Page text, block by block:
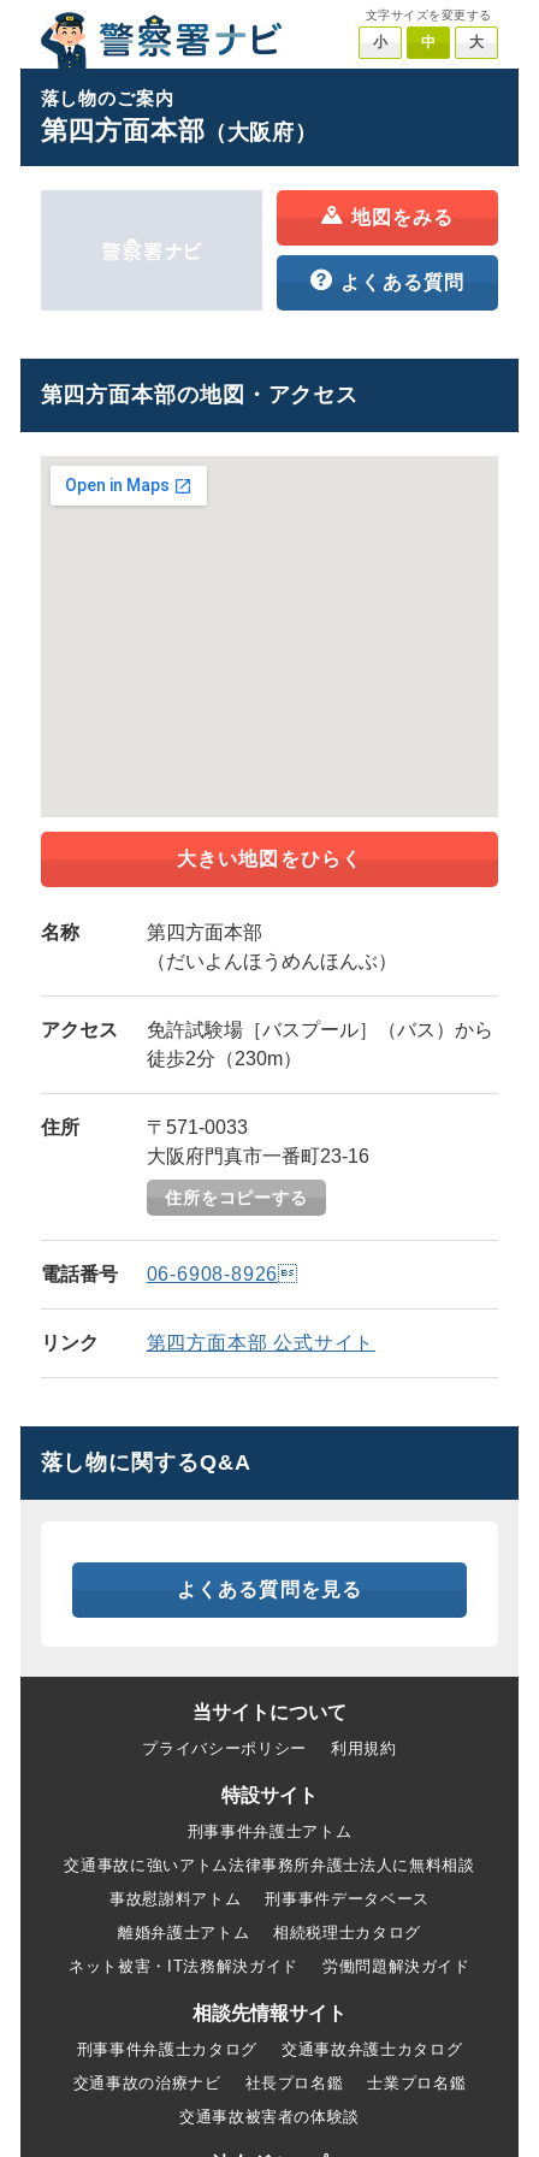
文字サイズを変更する
小 中 大
落し物のご案内
第四方面本部（大阪府）
地図をみる
よくある質問
第四方面本部の地図・アクセス
大きい地図をひらく
名称
第四方面本部
（だいよんほうめんほんぶ）
アクセス
免許試験場［バスプール］（バス）から
徒歩2分（230m）
住所
〒571-0033
大阪府門真市一番町23-16
住所をコピーする
電話番号 06-6908-8926
リンク 第四方面本部 公式サイト
落し物に関するQ&A
よくある質問を見る
当サイトについて
プライバシーポリシー 利用規約
特設サイト
刑事事件弁護士アトム
交通事故に強いアトム法律事務所弁護士法人に無料相談
事故慰謝料アトム
刑事事件データベース
離婚弁護士アトム
相続税理士カタログ
ネット被害・IT法務解決ガイド
労働問題解決ガイド
相談先情報サイト
刑事事件弁護士カタログ
交通事故弁護士カタログ
交通事故の治療ナビ
社長プロ名鑑
士業プロ名鑑
交通事故被害者の体験談